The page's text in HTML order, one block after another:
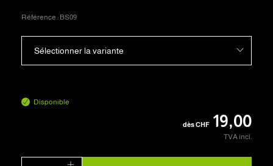
Référence : BS09
Sélectionner la variante
Disponible
dèsCHF 19,00
TVA incl.